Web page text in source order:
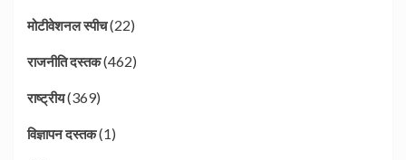
मोटीवेशनल स्पीच(22)
राजनीति दस्तक(462)
राष्ट्रीय(369)
विज्ञापन दस्तक(1)